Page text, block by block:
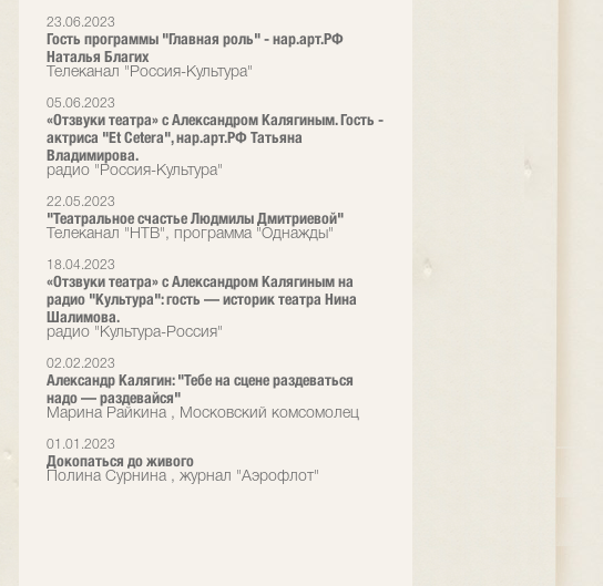
23.06.2023
Гость программы "Главная роль" - нар.арт.РФ
Наталья Благих
Телеканал "Россия-Культура"
05.06.2023
«Отзвуки театра» с Александром Калягиным. Гость -
актриса "Et Cetera", нар.арт.РФ Татьяна
Владимирова.
радио "Россия-Культура"
22.05.2023
"Театральное счастье Людмилы Дмитриевой"
Телеканал "НТВ", программа "Однажды"
18.04.2023
«Отзвуки театра» с Александром Калягиным на
радио "Культура": гость — историк театра Нина
Шалимова.
радио "Культура-Россия"
02.02.2023
Александр Калягин: "Тебе на сцене раздеваться
надо — раздевайся"
Марина Райкина , Московский комсомолец
01.01.2023
Докопаться до живого
Полина Сурнина , журнал "Аэрофлот"